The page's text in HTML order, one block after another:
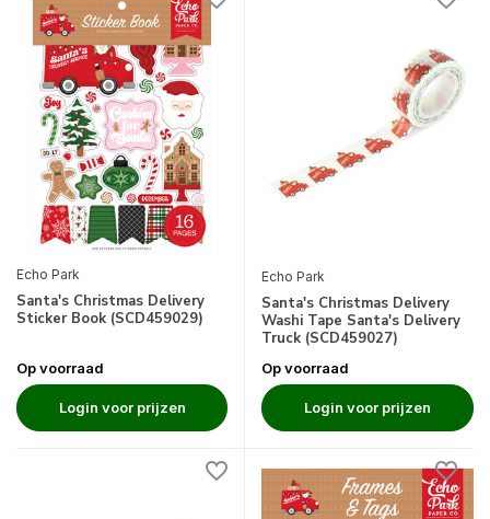
Echo Park
Santa's Christmas Delivery
Sticker Book (SCD459029)
Op voorraad
Login voor prijzen
Echo Park
Santa's Christmas Delivery
Washi Tape Santa's Delivery
Truck (SCD459027)
Op voorraad
Login voor prijzen